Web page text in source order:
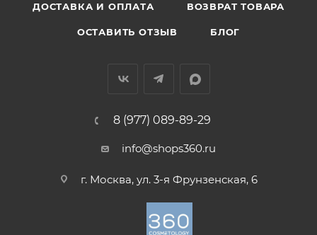
ДОСТАВКА И ОПЛАТА ВОЗВРАТ ТОВАРА
ОСТАВИТЬ ОТЗЫВ БЛОГ
8 (977) 089-89-29
info@shops360.ru
г. Москва, ул. 3-я Фрунзенская, 6